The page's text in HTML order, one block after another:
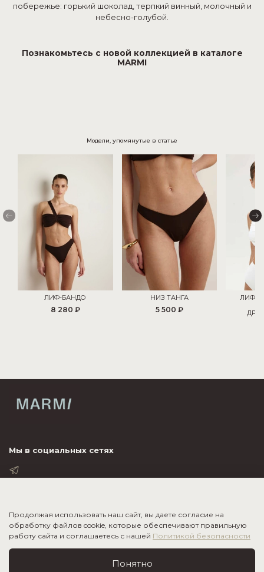
побережье: горький шоколад, терпкий винный, молочный и
небесно-голубой.
Познакомьтесь с новой коллекцией в каталоге
MARMI
Модели, упомянутые в статье
ЛИФ-БАНДО
8 280 ₽
НИЗ ТАНГА
5 500 ₽
ЛИФ-
ИНФОРМАЦИЯ
Мы в социальных сетях
Продолжая использовать наш сайт, вы даете согласие на
обработку файлов cookie, которые обеспечивают правильную
работу сайта и соглашаетесь с нашей Политикой безопасности
Понятно